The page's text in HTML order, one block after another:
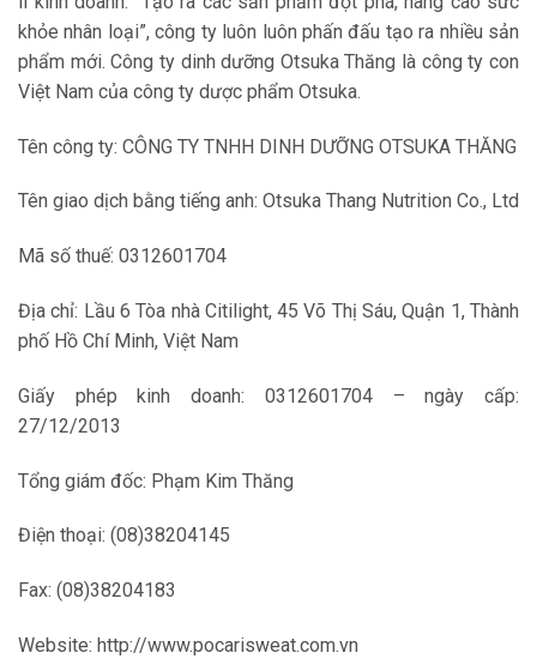
khỏe nhân loại”, công ty luôn luôn phấn đấu tạo ra nhiều sản
phẩm mới. Công ty dinh dưỡng Otsuka Thăng là công ty con
Việt Nam của công ty dược phẩm Otsuka.
Tên công ty: CÔNG TY TNHH DINH DƯỠNG OTSUKA THĂNG
Tên giao dịch bằng tiếng anh: Otsuka Thang Nutrition Co., Ltd
Mã số thuế: 0312601704
Địa chỉ: Lầu 6 Tòa nhà Citilight, 45 Võ Thị Sáu, Quận 1, Thành
phố Hồ Chí Minh, Việt Nam
Giấy phép kinh doanh: 0312601704 – ngày cấp:
27/12/2013
Tổng giám đốc: Phạm Kim Thăng
Điện thoại: (08)38204145
Fax: (08)38204183
Website: http://www.pocarisweat.com.vn